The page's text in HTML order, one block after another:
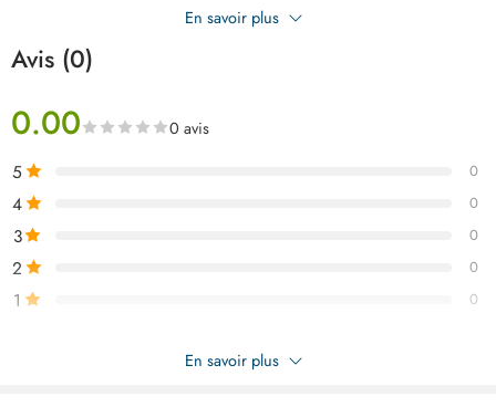
restaurants et collectivités, ce savon assure une hygiène optimale, une
réduisant les recharges, tout en apportant confort, douceur et propreté
fiable au quotidien dans tous les environnements.
En savoir plus
Avis (0)
0.00 0 avis
5 0
4 0
3 0
2 0
1 0
Soyez le premier à donner votre avis sur “LATIMO Savon a main
parfume 1.5kg ART03535”
En savoir plus